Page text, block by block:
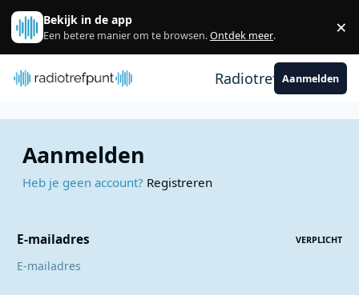
Spring naar bijdragen
Bekijk in de app
Een betere manier om te browsen.Ontdek meer. ×
RadiotrefpuntAanmelden
Aanmelden
Heb je geen account? Registreren
E-mailadres VERPLICHT